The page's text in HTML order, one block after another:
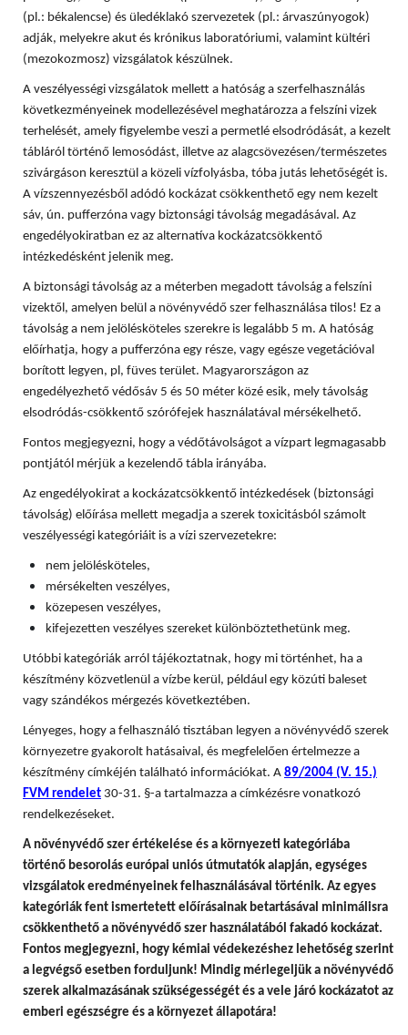
(pl.: békalencse) és üledéklakó szervezetek (pl.: árvaszúnyogok)
adják, melyekre akut és krónikus laboratóriumi, valamint kültéri
(mezokozmosz) vizsgálatok készülnek.
A veszélyességi vizsgálatok mellett a hatóság a szerfelhasználás
következményeinek modellezésével meghatározza a felszíni vizek
terhelését, amely figyelembe veszi a permetlé elsodródását, a kezelt
tábláról történő lemosódást, illetve az alagcsövezésen/természetes
szivárgáson keresztül a közeli vízfolyásba, tóba jutás lehetőségét is.
A vízszennyezésből adódó kockázat csökkenthető egy nem kezelt
sáv, ún. pufferzóna vagy biztonsági távolság megadásával. Az
engedélyokiratban ez az alternatíva kockázatcsökkentő
intézkedésként jelenik meg.
A biztonsági távolság az a méterben megadott távolság a felszíni
vizektől, amelyen belül a növényvédő szer felhasználása tilos! Ez a
távolság a nem jelölésköteles szerekre is legalább 5 m. A hatóság
előírhatja, hogy a pufferzóna egy része, vagy egésze vegetációval
borított legyen, pl, füves terület. Magyarországon az
engedélyezhető védősáv 5 és 50 méter közé esik, mely távolság
elsodródás-csökkentő szórófejek használatával mérsékelhető.
Fontos megjegyezni, hogy a védőtávolságot a vízpart legmagasabb
pontjától mérjük a kezelendő tábla irányába.
Az engedélyokirat a kockázatcsökkentő intézkedések (biztonsági
távolság) előírása mellett megadja a szerek toxicitásból számolt
veszélyességi kategóriáit is a vízi szervezetekre:
nem jelölésköteles,
mérsékelten veszélyes,
közepesen veszélyes,
kifejezetten veszélyes szereket különböztethetünk meg.
Utóbbi kategóriák arról tájékoztatnak, hogy mi történhet, ha a
készítmény közvetlenül a vízbe kerül, például egy közúti baleset
vagy szándékos mérgezés következtében.
Lényeges, hogy a felhasználó tisztában legyen a növényvédő szerek
környezetre gyakorolt hatásaival, és megfelelően értelmezze a
készítmény címkéjén található információkat. A 89/2004 (V. 15.)
FVM rendelet 30-31. §-a tartalmazza a címkézésre vonatkozó
rendelkezéseket.
A növényvédő szer értékelése és a környezeti kategóriába
történő besorolás európai uniós útmutatók alapján, egységes
vizsgálatok eredményeinek felhasználásával történik. Az egyes
kategóriák fent ismertetett előírásainak betartásával minimálisra
csökkenthető a növényvédő szer használatából fakadó kockázat.
Fontos megjegyezni, hogy kémiai védekezéshez lehetőség szerint
a legvégső esetben forduljunk! Mindig mérlegeljük a növényvédő
szerek alkalmazásának szükségességét és a vele járó kockázatot az
emberi egészségre és a környezet állapotára!